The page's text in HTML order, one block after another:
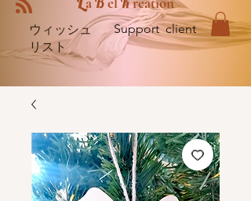
ウィッシュ
リスト
Support client